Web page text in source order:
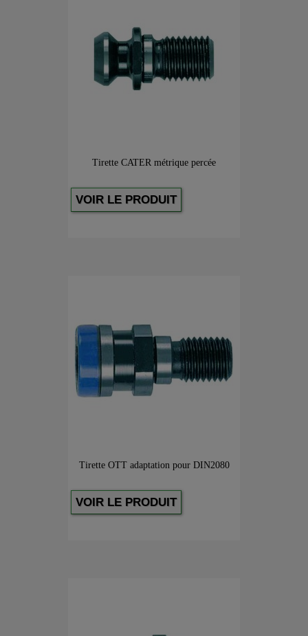
Tirette CATER métrique percée
VOIR LE PRODUIT
Tirette OTT adaptation pour DIN2080
VOIR LE PRODUIT